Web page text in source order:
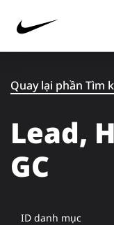
Quay lại phần Tìm
Lead,
GC
ID danh mục